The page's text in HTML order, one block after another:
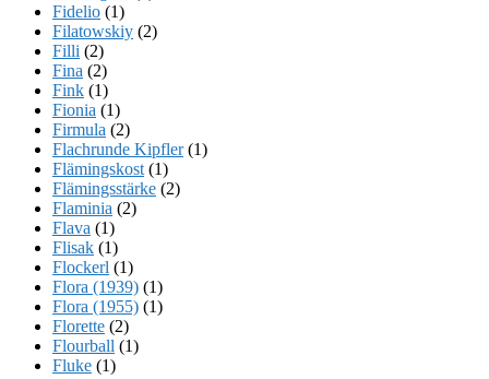
Fidelio (1)
Filatowskiy (2)
Filli (2)
Fina (2)
Fink (1)
Fionia (1)
Firmula (2)
Flachrunde Kipfler(1)
Flämingskost (1)
Flämingsstärke (2)
Flaminia (2)
Flava (1)
Flisak (1)
Flockerl (1)
Flora (1939) (1)
Flora (1955) (1)
Florette (2)
Flourball (1)
Fluke (1)